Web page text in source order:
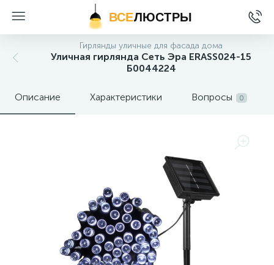
ВСЕЛЮСТРЫ
Гирлянды уличные для фасада дома
Уличная гирлянда Сеть Эра ERASS024-15
Б0044224
Описание Характеристики Вопросы 0